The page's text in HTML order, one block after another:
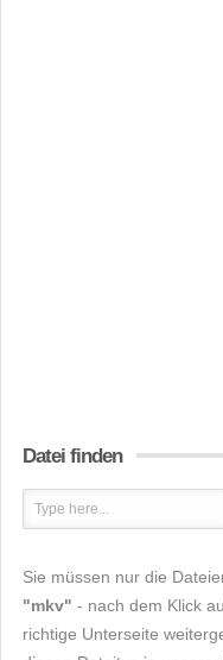
Datei finden
Sie müssen nur die
"mkv" - nach dem Klick
richtige Unterseite